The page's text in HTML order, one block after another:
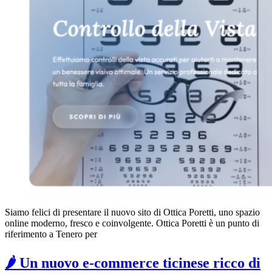
Siamo felici di presentare il nuovo sito di Ottica Poretti, uno spazio
online moderno, fresco e coinvolgente. Ottica Poretti è un punto di
riferimento a Tenero per
🌶️ Un nuovo e-commerce ticinese ricco di